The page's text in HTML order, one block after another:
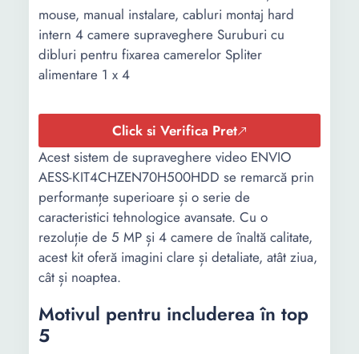
mouse, manual instalare, cabluri montaj hard
intern 4 camere supraveghere Suruburi cu
dibluri pentru fixarea camerelor Spliter
alimentare 1 x 4
Click si Verifica Pret
Acest sistem de supraveghere video ENVIO
AESS-KIT4CHZEN70H500HDD se remarcă prin
performanțe superioare și o serie de
caracteristici tehnologice avansate. Cu o
rezoluție de 5 MP și 4 camere de înaltă calitate,
acest kit oferă imagini clare și detaliate, atât ziua,
cât și noaptea.
Motivul pentru includerea în top
5